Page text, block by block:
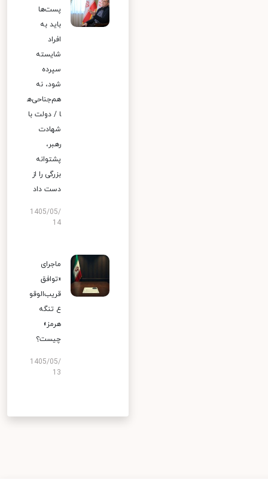
پست‌ها
باید به
افراد
شایسته
سپرده
شود، نه
هم‌جناحی‌ه
ا / دولت با
شهادت
رهبر،
پشتوانه
بزرگی را از
دست داد
1405/05/
14
ماجرای
«توافق
قریب‌الوقو
ع تنگه
هرمز»
چیست؟
1405/05/
13